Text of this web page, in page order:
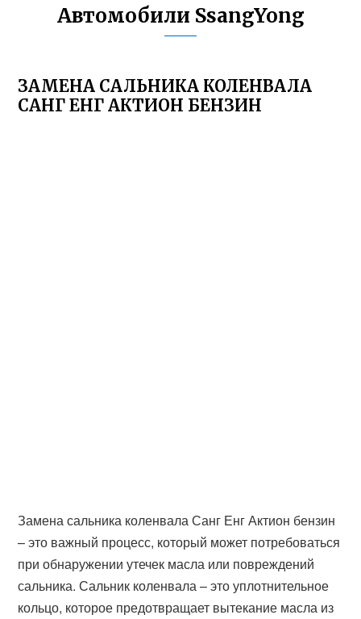
Автомобили SsangYong
ЗАМЕНА САЛЬНИКА КОЛЕНВАЛА
САНГ ЕНГ АКТИОН БЕНЗИН
Замена сальника коленвала Санг Енг Актион бензин
– это важный процесс, который может потребоваться
при обнаружении утечек масла или повреждений
сальника. Сальник коленвала – это уплотнительное
кольцо, которое предотвращает вытекание масла из